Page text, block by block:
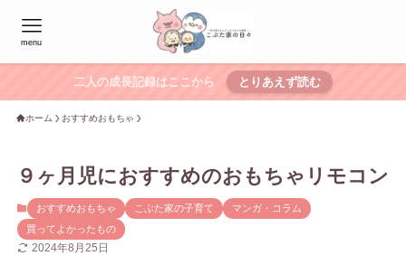
menu
二人の成長記録はここから とりあえず読む
ホーム おすすめおもちゃ
９ヶ月児におすすめのおもちゃリモコン
おすすめおもちゃ こぶた家の子育て
マンガ・コラム
買ってよかったもの
2024年8月25日